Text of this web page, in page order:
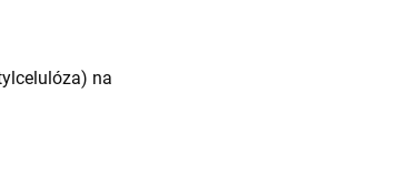
na